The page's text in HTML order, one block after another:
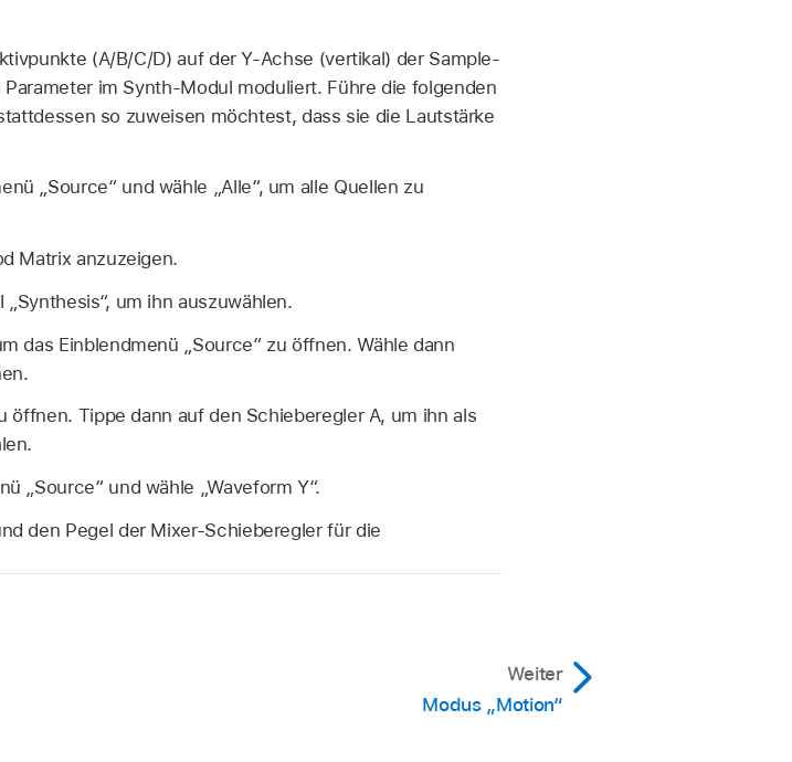
(A/B/C/D) auf der Y-Achse (vertikal) der Sample-
im Synth-Modul moduliert. Führe die folgenden
so zuweisen möchtest, dass sie die Lautstärke
„Source“ und wähle „Alle“, um alle Quellen zu
Matrix anzuzeigen.
um ihn auszuwählen.
das Einblendmenü „Source“ zu öffnen. Wähle dann
öffnen. Tippe dann auf den Schieberegler A, um ihn als
„Source“ und wähle „Waveform Y“.
den Pegel der Mixer-Schieberegler für die
Weiter
Modus „Motion“